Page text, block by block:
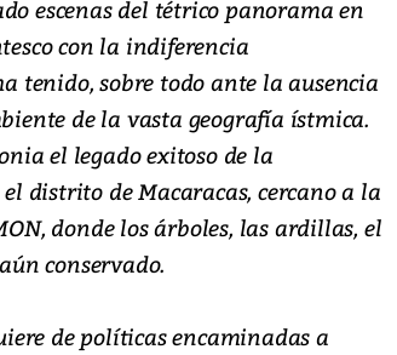
escenas del tétrico panorama en
con la indiferencia
tenido, sobre todo ante la ausencia
de la vasta geografía ístmica.
el legado exitoso de la
distrito de Macaracas, cercano a la
donde los árboles, las ardillas, el
conservado.
de políticas encaminadas a